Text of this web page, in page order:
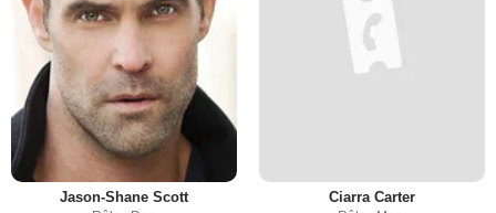
Jason-Shane Scott Ciarra Carter